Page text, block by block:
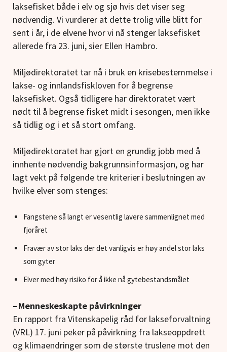
laksefisket både i elv og sjø hvis det viser seg
nødvendig. Vi vurderer at dette trolig ville blitt for
sent i år, i de elvene hvor vi nå stenger laksefisket
allerede fra 23. juni, sier Ellen Hambro.
Miljødirektoratet tar nå i bruk en krisebestemmelse i
lakse- og innlandsfiskloven for å begrense
laksefisket. Også tidligere har direktoratet vært
nødt til å begrense fisket midt i sesongen, men ikke
så tidlig og i et så stort omfang.
Miljødirektoratet har gjort en grundig jobb med å
innhente nødvendig bakgrunnsinformasjon, og har
lagt vekt på følgende tre kriterier i beslutningen av
hvilke elver som stenges:
Fangstene så langt er vesentlig lavere sammenlignet med
fjoråret
Fravær av stor laks der det vanligvis er høy andel stor laks
som gyter
Elver med høy risiko for å ikke nå gytebestandsmålet
–Menneskeskapte påvirkninger
En rapport fra Vitenskapelig råd for lakseforvaltning
(VRL) 17. juni peker på påvirkning fra lakseoppdrett
og klimaendringer som de største truslene mot den